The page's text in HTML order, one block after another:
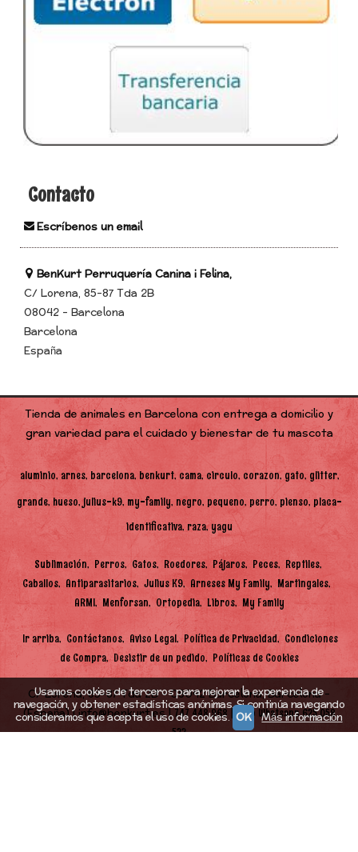
Contacto
Escríbenos un email
BenKurt Perruquería Canina i Felina,
C/ Lorena, 85-87 Tda 2B
08042 - Barcelona
Barcelona
España
Tienda de animales en Barcelona con entrega a domicilio y
gran variedad para el cuidado y bienestar de tu mascota
aluminio arnes barcelona benkurt cama circulo corazon gato glitter
grande hueso julius-k9 my-family negro pequeno perro pienso placa-
identificativa raza yagu
Sublimación Perros Gatos Roedores Pájaros Peces
Reptiles
Caballos Antiparasitarios Julius K9 Arneses My Family
Martingales
ARMI
Menforsan Ortopedia Libros My Family
Ir arriba Contáctanos Aviso Legal Política de Privacidad Condiciones
de Compra Desistir de un pedido Políticas de Cookies
C/ Lorena, 85-87 Tda 2B - 08042 Barcelona, Barcelona -
(España) | info@benkurt.es |747 448 968|Solo Whatsapp 625 058
522
Usamos cookies de terceros para mejorar la experiencia de
navegación, y obtener estadísticas anónimas. Si continúa navegando
consideramos que acepta el uso de cookies. OK Más información